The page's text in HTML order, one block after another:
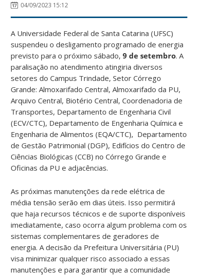
04/09/2023 15:12
A Universidade Federal de Santa Catarina (UFSC)
suspendeu o desligamento programado de energia
previsto para o próximo sábado,9 de setembro. A
paralisação no atendimento atingiria diversos
setores do Campus Trindade, Setor Córrego
Grande: Almoxarifado Central, Almoxarifado da PU,
Arquivo Central, Biotério Central, Coordenadoria de
Transportes, Departamento de Engenharia Civil
(ECV/CTC), Departamento de Engenharia Química e
Engenharia de Alimentos (EQA/CTC), Departamento
de Gestão Patrimonial (DGP), Edifícios do Centro de
Ciências Biológicas (CCB) no Córrego Grande e
Oficinas da PU e adjacências.
As próximas manutenções da rede elétrica de
média tensão serão em dias úteis. Isso permitirá
que haja recursos técnicos e de suporte disponíveis
imediatamente, caso ocorra algum problema com os
sistemas complementares de geradores de
energia. A decisão da Prefeitura Universitária (PU)
visa minimizar qualquer risco associado a essas
manutenções e para garantir que a comunidade